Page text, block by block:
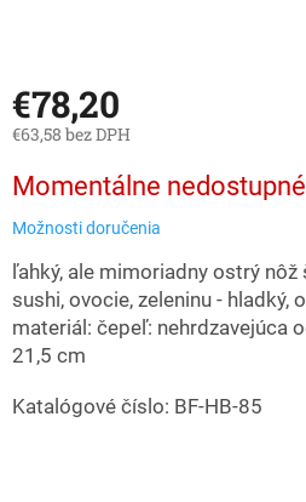
€78,20
€63,58 bez DPH
cena:
Momentálne nedostupné
Možnosti doručenia
ľahký, ale mimoriadny ostrý nôž
sushi, ovocie, zeleninu - hladký,
materiál: čepeľ: nehrdzavejúca
21,5 cm
Katalógové číslo: BF-HB-85